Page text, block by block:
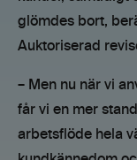
glömdes bort,
Auktoriserad
– Men nu när vi
får vi en mer
arbetsflöde hela